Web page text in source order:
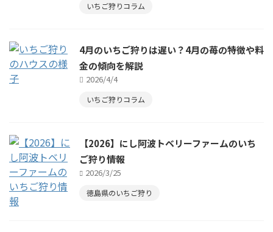
いちご狩りコラム
4月のいちご狩りは遅い？4月の苺の特徴や料
金の傾向を解説
2026/4/4
いちご狩りコラム
【2026】にし阿波トベリーファームのいち
ご狩り情報
2026/3/25
徳島県のいちご狩り